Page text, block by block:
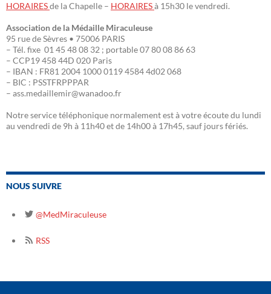
HORAIRESde la Chapelle – HORAIRESà 15h30 le vendredi.
Association de la Médaille Miraculeuse
95 rue de Sèvres • 75006 PARIS
– Tél. fixe 01 45 48 08 32 ; portable 07 80 08 86 63
– CCP19 458 44D 020 Paris
– IBAN : FR81 2004 1000 0119 4584 4d02 068
– BIC : PSSTFRPPPAR
– ass.medaillemir@wanadoo.fr
Notre service téléphonique normalement est à votre écoute du lundi
au vendredi de 9h à 11h40 et de 14h00 à 17h45, sauf jours fériés.
NOUS SUIVRE
@MedMiraculeuse
RSS